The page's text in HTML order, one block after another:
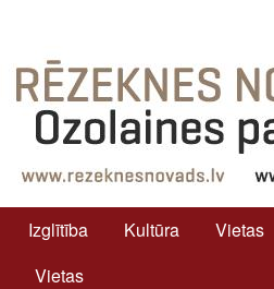
Izglītība Kultūra
Vietas
Vietas